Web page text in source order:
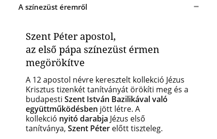
A színezüst éremről
Szent Péter apostol,
az első pápa színezüst érmen
megörökítve
A 12 apostol névre keresztelt kollekció Jézus
Krisztus tizenkét tanítványát örökíti meg és a
budapesti Szent István Bazilikával való
együttműködésben jött létre. A
kollekció nyitó darabja Jézus első
tanítványa, Szent Péter előtt tiszteleg.